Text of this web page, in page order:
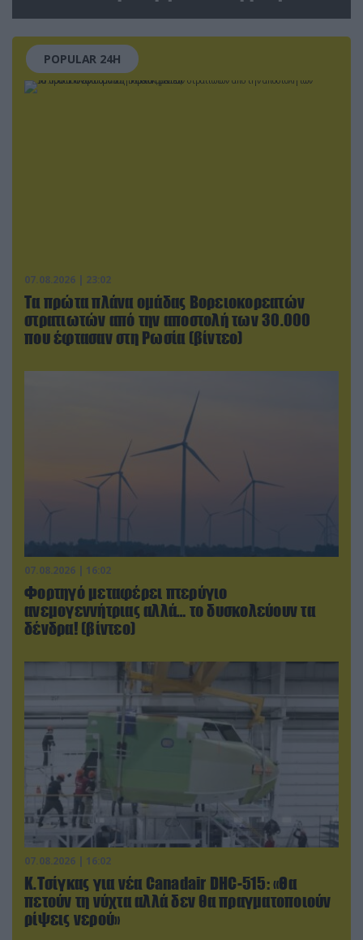
POPULAR 24H
07.08.2026 | 23:02
Τα πρώτα πλάνα ομάδας Βορειοκορεατών
στρατιωτών από την αποστολή των 30.000
που έφτασαν στη Ρωσία (βίντεο)
07.08.2026 | 16:02
Φορτηγό μεταφέρει πτερύγιο
ανεμογεννήτριας αλλά… το δυσκολεύουν τα
δένδρα! (βίντεο)
07.08.2026 | 16:02
Κ.Τσίγκας για νέα Canadair DHC-515: «Θα
πετούν τη νύχτα αλλά δεν θα πραγματοποιούν
ρίψεις νερού»